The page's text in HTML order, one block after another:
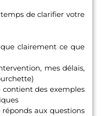
de clarifier votre
clairement ce que
mes délais,
contient des exemples
réponds aux questions